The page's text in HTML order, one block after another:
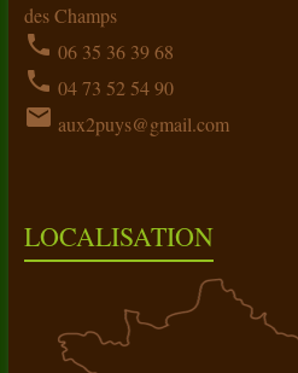
des Champs
phone 06 35 36 39 68
phone 04 73 52 54 90
email aux2puys@gmail.com
LOCALISATION